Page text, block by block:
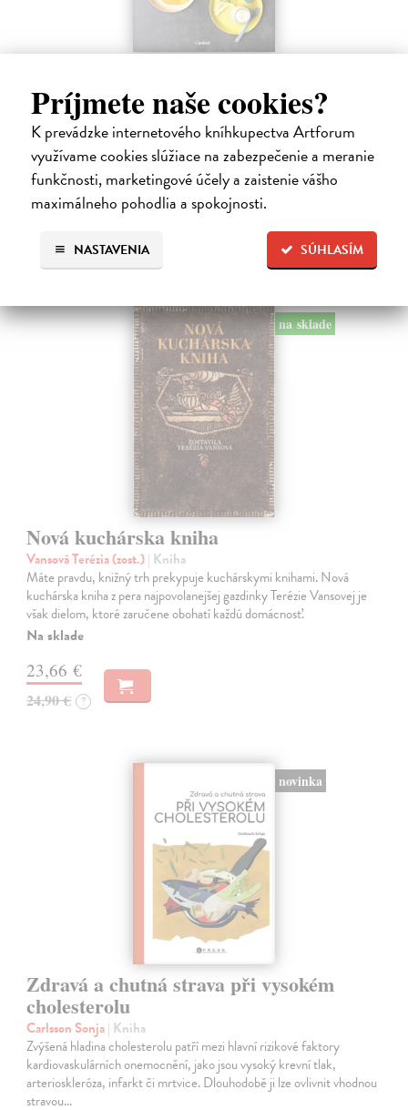
Príjmete naše cookies?
K prevádzke internetového kníhkupectva Artforum
využívame cookies slúžiace na zabezpečenie a meranie
funkčnosti, marketingové účely a zaistenie vášho
maximálneho pohodlia a spokojnosti.
SÚHLASÍM
NASTAVENIA
Tkáčová Judita, Pivrncová Eliška, Kuřátková Petra, Vrábelová
Tereza | Kniha
Prvé jedlo dieťatka je preň tým najdôležitejším míľnikom. A pre
rodičov zas veľkým orieškom.
Čaká sa dotlač, vychádza 11.9.2026, zasielame do 12 dní od
dotlače
16,99 € ?
na sklade
Nová kuchárska kniha
Vansová Terézia (zost.)| Kniha
Máte pravdu, knižný trh prekypuje kuchárskymi knihami. Nová
kuchárska kniha z pera najpovolanejšej gazdinky Terézie Vansovej je
však dielom, ktoré zaručene obohatí každú domácnosť.
Na sklade
23,66 €
24,90 € ?
novinka
Zdravá a chutná strava při vysokém
cholesterolu
Carlsson Sonja| Kniha
Zvýšená hladina cholesterolu patří mezi hlavní rizikové faktory
kardiovaskulárních onemocnění, jako jsou vysoký krevní tlak,
arterioskleróza, infarkt či mrtvice. Dlouhodobě ji lze ovlivnit vhodnou
stravou…